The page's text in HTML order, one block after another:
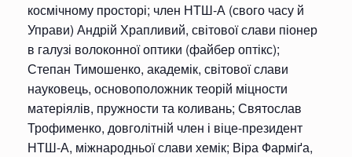
космічному просторі; член НТШ-А (свого часу й
Управи) Андрій Храпливий, світової слави піонер
в галузі волоконної оптики (файбер оптікс);
Степан Тимошенко, академік, світової слави
науковець, основоположник теорій міцности
матеріялів, пружности та коливань; Святослав
Трофименко, довголітній член і віце-президент
НТШ-А, міжнародньої слави хемік; Віра Фарміґа,